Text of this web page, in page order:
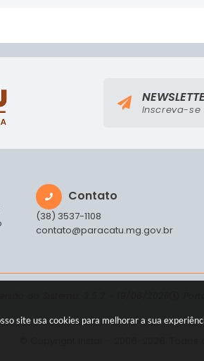
site usa cookies para melhorar a sua
Contato
(38) 3537-1108
contato@paracatu.mg.gov.br
Inscreva-